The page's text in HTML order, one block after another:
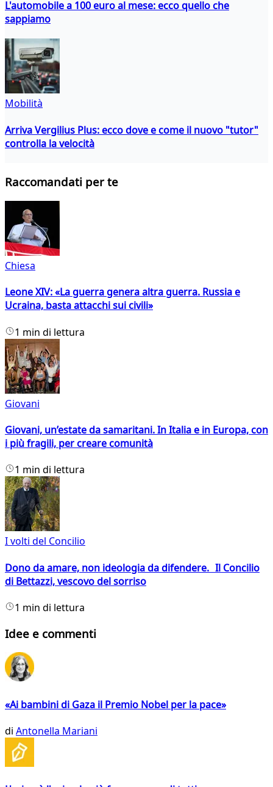
L'automobile a 100 euro al mese: ecco quello che
sappiamo
Mobilità
Arriva Vergilius Plus: ecco dove e come il nuovo "tutor"
controlla la velocità
Raccomandati per te
Chiesa
Leone XIV: «La guerra genera altra guerra. Russia e
Ucraina, basta attacchi sui civili»
1 min di lettura
Giovani
Giovani, un’estate da samaritani. In Italia e in Europa, con
i più fragili, per creare comunità
1 min di lettura
I volti del Concilio
Dono da amare, non ideologia da difendere. Il Concilio
di Bettazzi, vescovo del sorriso
1 min di lettura
Idee e commenti
«Ai bambini di Gaza il Premio Nobel per la pace»
di Antonella Mariani